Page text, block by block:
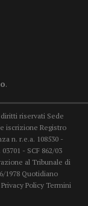
.
riservati Sede
iscrizione Registro
n. r.e.a. 108530 -
- SCF 862/03
al Tribunale di
1978 Quotidiano
Privacy Policy Termini